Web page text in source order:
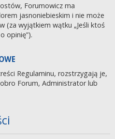
Forumowicz ma
jasnoniebieskim i nie może
(za wyjątkiem wątku „Jeśli ktoś
opinię”).
Regulaminu, rozstrzygają je,
Forum, Administrator lub